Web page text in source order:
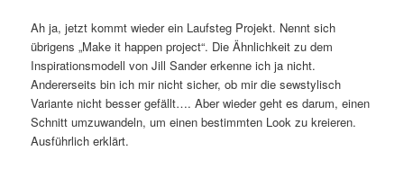
Ah ja, jetzt kommt wieder ein Laufsteg Projekt. Nennt sich
übrigens „Make it happen project“. Die Ähnlichkeit zu dem
Inspirationsmodell von Jill Sander erkenne ich ja nicht.
Andererseits bin ich mir nicht sicher, ob mir die sewstylisch
Variante nicht besser gefällt…. Aber wieder geht es darum, einen
Schnitt umzuwandeln, um einen bestimmten Look zu kreieren.
Ausführlich erklärt.